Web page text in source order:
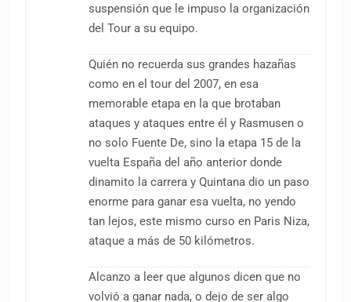
suspensión que le impuso la organización
del Tour a su equipo.
Quién no recuerda sus grandes hazañas
como en el tour del 2007, en esa
memorable etapa en la que brotaban
ataques y ataques entre él y Rasmusen o
no solo Fuente De, sino la etapa 15 de la
vuelta España del año anterior donde
dinamito la carrera y Quintana dio un paso
enorme para ganar esa vuelta, no yendo
tan lejos, este mismo curso en Paris Niza,
ataque a más de 50 kilómetros.
Alcanzo a leer que algunos dicen que no
volvió a ganar nada, o dejo de ser algo